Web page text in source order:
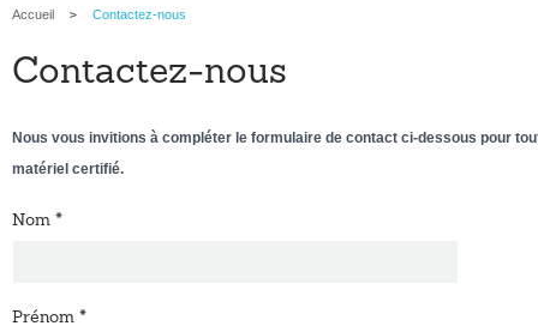
Accueil Contactez-nous
Contactez-nous
Nous vous invitions à compléter le formulaire de contact ci-dessous pour
matériel certifié.
Nom *
Prénom *